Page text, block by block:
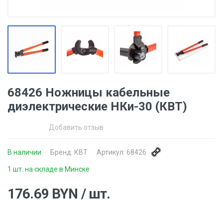
68426 Ножницы кабельные
диэлектрические НКи-30 (КВТ)
Добавить отзыв
В наличии Бренд: КВТ Артикул: 68426
1 шт. на складе в Минске
176.69 BYN / шт.